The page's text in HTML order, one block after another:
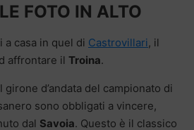
FOTO IN ALTO
casa in quel di Castrovillari, il
affrontare il Troina.
girone d’andata del campionato di
sono obbligati a vincere,
dal Savoia. Questo è il classico